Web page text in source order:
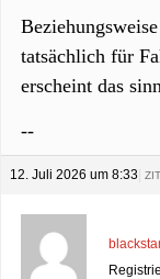
tatsächlich für
erscheint das
--
12. Juli 2026 um 8:33